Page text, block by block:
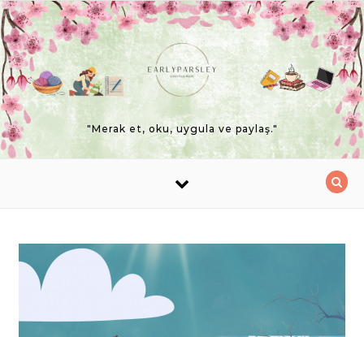
Skip to content
"Merak et, oku, uygula ve paylaş."